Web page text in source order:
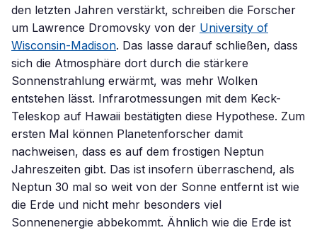
den letzten Jahren verstärkt, schreiben die Forscher
um Lawrence Dromovsky von der University of
Wisconsin-Madison. Das lasse darauf schließen, dass
sich die Atmosphäre dort durch die stärkere
Sonnenstrahlung erwärmt, was mehr Wolken
entstehen lässt. Infrarotmessungen mit dem Keck-
Teleskop auf Hawaii bestätigten diese Hypothese. Zum
ersten Mal können Planetenforscher damit
nachweisen, dass es auf dem frostigen Neptun
Jahreszeiten gibt. Das ist insofern überraschend, als
Neptun 30 mal so weit von der Sonne entfernt ist wie
die Erde und nicht mehr besonders viel
Sonnenenergie abbekommt. Ähnlich wie die Erde ist